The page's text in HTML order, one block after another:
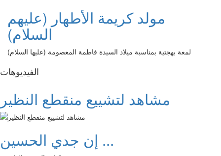
مولد كريمة الأطهار (عليهم
السلام)
لمعة بهجتية بمناسبة ميلاد السيدة فاطمة المعصومة (عليها السلام)
الفیدیوهات
مشاهد لتشييع منقطع النظير
إن جدي الحسين ...